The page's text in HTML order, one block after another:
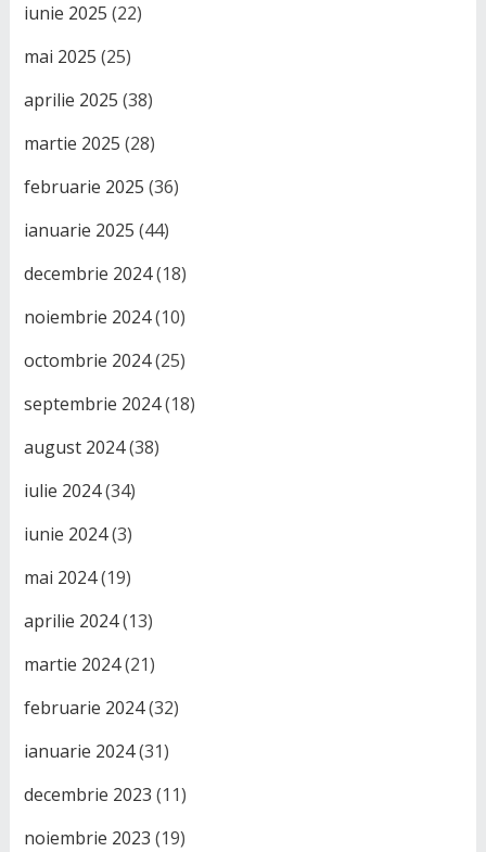
iunie 2025 (22)
mai 2025 (25)
aprilie 2025 (38)
martie 2025 (28)
februarie 2025 (36)
ianuarie 2025 (44)
decembrie 2024(18)
noiembrie 2024(10)
octombrie 2024(25)
septembrie 2024(18)
august 2024(38)
iulie 2024(34)
iunie 2024(3)
mai 2024(19)
aprilie 2024(13)
martie 2024(21)
februarie 2024(32)
ianuarie 2024(31)
decembrie 2023 (11)
noiembrie 2023 (19)